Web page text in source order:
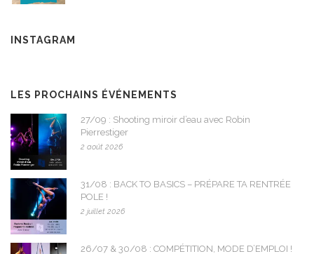
INSTAGRAM
LES PROCHAINS ÉVÉNEMENTS
27/09 : Shooting miroir d’eau avec Robin
Pierrestiger
2 août 2026
31/08 : BACK TO BASICS – PRÉPARE TA RENTRÉE
POLE !
2 juillet 2026
26/07 & 30/08 : COMPÉTITION, MODE D’EMPLOI !